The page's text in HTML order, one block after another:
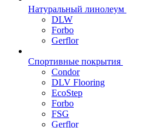
Натуральный линолеум
DLW
Forbo
Gerflor
Спортивные покрытия
Condor
DLV Flooring
EcoStep
Forbo
FSG
Gerflor